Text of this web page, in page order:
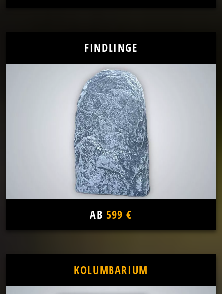
FINDLINGE
AB 599 €
KOLUMBARIUM